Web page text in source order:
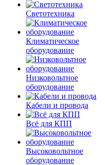
Светотехника
Климатическое
оборудование
Низковольтное
оборудование
Кабели и провода
Всё для КПП
Высоковольтное
оборудование